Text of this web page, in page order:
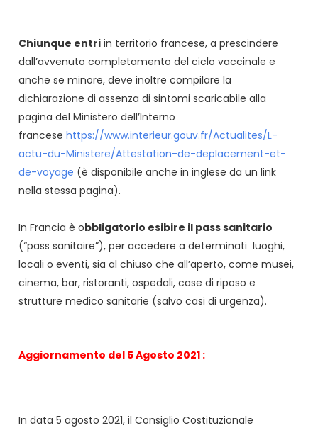
Chiunque entri in territorio francese, a prescindere
dall’avvenuto completamento del ciclo vaccinale e
anche se minore, deve inoltre compilare la
dichiarazione di assenza di sintomi scaricabile alla
pagina del Ministero dell’Interno
francese https://www.interieur.gouv.fr/Actualites/L-
actu-du-Ministere/Attestation-de-deplacement-et-
de-voyage (è disponibile anche in inglese da un link
nella stessa pagina).
In Francia è obbligatorio esibire il pass sanitario
(“pass sanitaire”), per accedere a determinati luoghi,
locali o eventi, sia al chiuso che all’aperto, come musei,
cinema, bar, ristoranti, ospedali, case di riposo e
strutture medico sanitarie (salvo casi di urgenza).
Aggiornamento del 5 Agosto 2021 :
In data 5 agosto 2021, il Consiglio Costituzionale